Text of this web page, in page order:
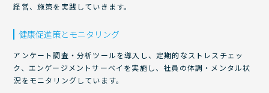
経営、施策を実践していきます。
健康促進策とモニタリング
アンケート調査・分析ツールを導入し、定期的なストレスチェッ
ク、エンゲージメントサーベイを実施し、社員の体調・メンタル状
況をモニタリングしています。